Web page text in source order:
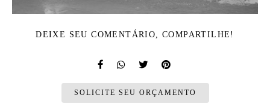
DEIXE SEU COMENTÁRIO, COMPARTILHE!
SOLICITE SEU ORÇAMENTO